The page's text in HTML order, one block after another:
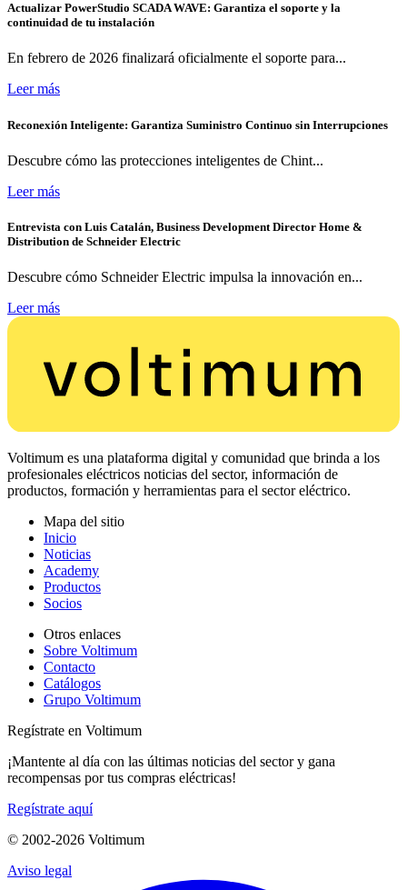
Actualizar PowerStudio SCADA WAVE: Garantiza el soporte y la
continuidad de tu instalación
En febrero de 2026 finalizará oficialmente el soporte para...
Leer más
Reconexión Inteligente: Garantiza Suministro Continuo sin Interrupciones
Descubre cómo las protecciones inteligentes de Chint...
Leer más
Entrevista con Luis Catalán, Business Development Director Home &
Distribution de Schneider Electric
Descubre cómo Schneider Electric impulsa la innovación en...
Leer más
Voltimum es una plataforma digital y comunidad que brinda a los
profesionales eléctricos noticias del sector, información de
productos, formación y herramientas para el sector eléctrico.
Mapa del sitio
Inicio
Noticias
Academy
Productos
Socios
Otros enlaces
Sobre Voltimum
Contacto
Catálogos
Grupo Voltimum
Regístrate en Voltimum
¡Mantente al día con las últimas noticias del sector y gana
recompensas por tus compras eléctricas!
Regístrate aquí
© 2002-2026 Voltimum
Aviso legal